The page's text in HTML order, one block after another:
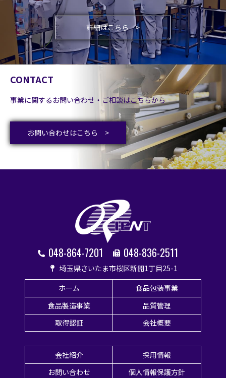
詳細はこちら
CONTACT
事業に関するお問い合わせ・ご相談はこちらから
お問い合わせはこちら
048-864-7201 048-836-2511
埼玉県さいたま市桜区新開1丁目25-1
ホーム
食品包装事業
食品製造事業
品質管理
取得認証
会社概要
会社紹介
採用情報
お問い合わせ
個人情報保護方針